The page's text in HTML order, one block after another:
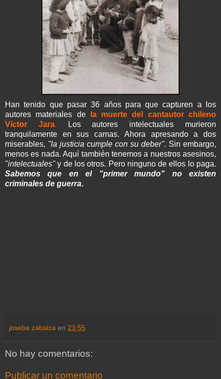
Han tenido que pasar 36 años para que capturen a los
autores materiales de
la muerte del cantautor chileno
Víctor Jara.
Los autores intelectuales murieron
tranquilamente en sus camas. Ahora apresando a dos
miserables, "la justicia cumple con su deber". Sin embargo,
menos es nada. Aquí también tenemos a nuestros asesinos,
"intelectuales"y de los otros. Pero ninguno de ellos lo paga.
Sabemos que en el "primer mundo" no existen
criminales de guerra.
joseba zabalza en 23:55
No hay comentarios:
Publicar un comentario